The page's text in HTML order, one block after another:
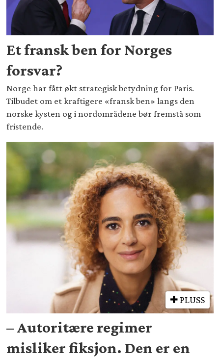
Et fransk ben for Norges
forsvar?
Norge har fått økt strategisk betydning for Paris.
Tilbudet om et kraftigere «fransk ben» langs den
norske kysten og i nordområdene bør fremstå som
fristende.
PLUSS
– Autoritære regimer
misliker fiksjon. Den er en